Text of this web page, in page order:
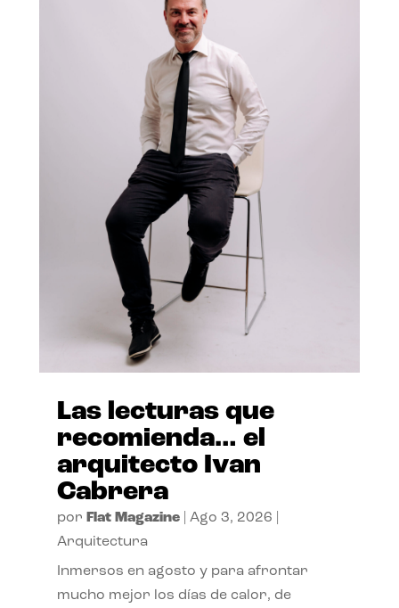
Las lecturas que
recomienda… el
arquitecto Ivan
Cabrera
por Flat Magazine| Ago 3, 2026
Arquitectura
Inmersos en agosto y para afrontar
mucho mejor los días de calor, de